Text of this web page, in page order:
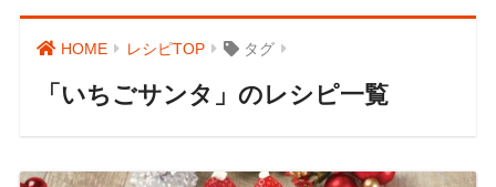
HOME レシピTOP タグ
「いちごサンタ」のレシピ一覧